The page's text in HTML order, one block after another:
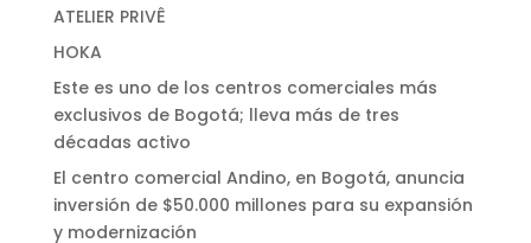
ATELIER PRIVÊ
HOKA
Este es uno de los centros comerciales más
exclusivos de Bogotá; lleva más de tres
décadas activo
El centro comercial Andino, en Bogotá, anuncia
inversión de $50.000 millones para su expansión
y modernización